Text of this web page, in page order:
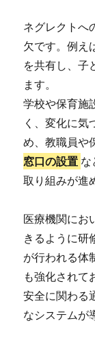
ネグレクトへ
欠です。例え
を共有し、子
ます。
学校や保育施
く、変化に気
め、教職員や
窓口の設置 な
取り組みが進
医療機関にお
きるように研
が行われる体
も強化されて
安全に関わる
なシステムが